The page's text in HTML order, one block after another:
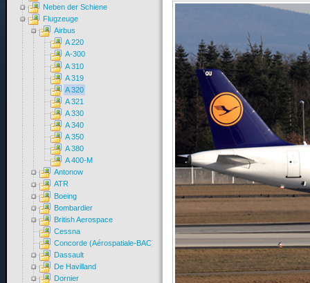
Neben der Schiene
Flugzeuge
Airbus
A 220
A-300
A 310
A 319
A 320
A 321
A 330
A 340
A 350
A 380
A 400-M
Antonow
ATR
Boeing
Bombardier
British Aerospace
Cessna
Concorde (Aérospatiale-BAC)
Dassault
De Havilland
Dornier